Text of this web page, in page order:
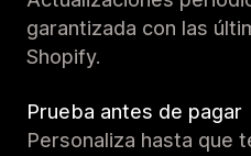
garantizada con las
Shopify.
Prueba antes de pagar
Personaliza hasta que